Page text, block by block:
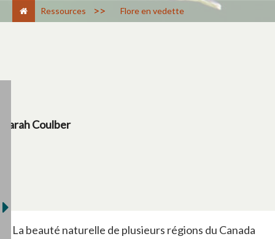
Ressources > Flore en vedette
Sarah Coulber
La beauté naturelle de plusieurs régions du Canada